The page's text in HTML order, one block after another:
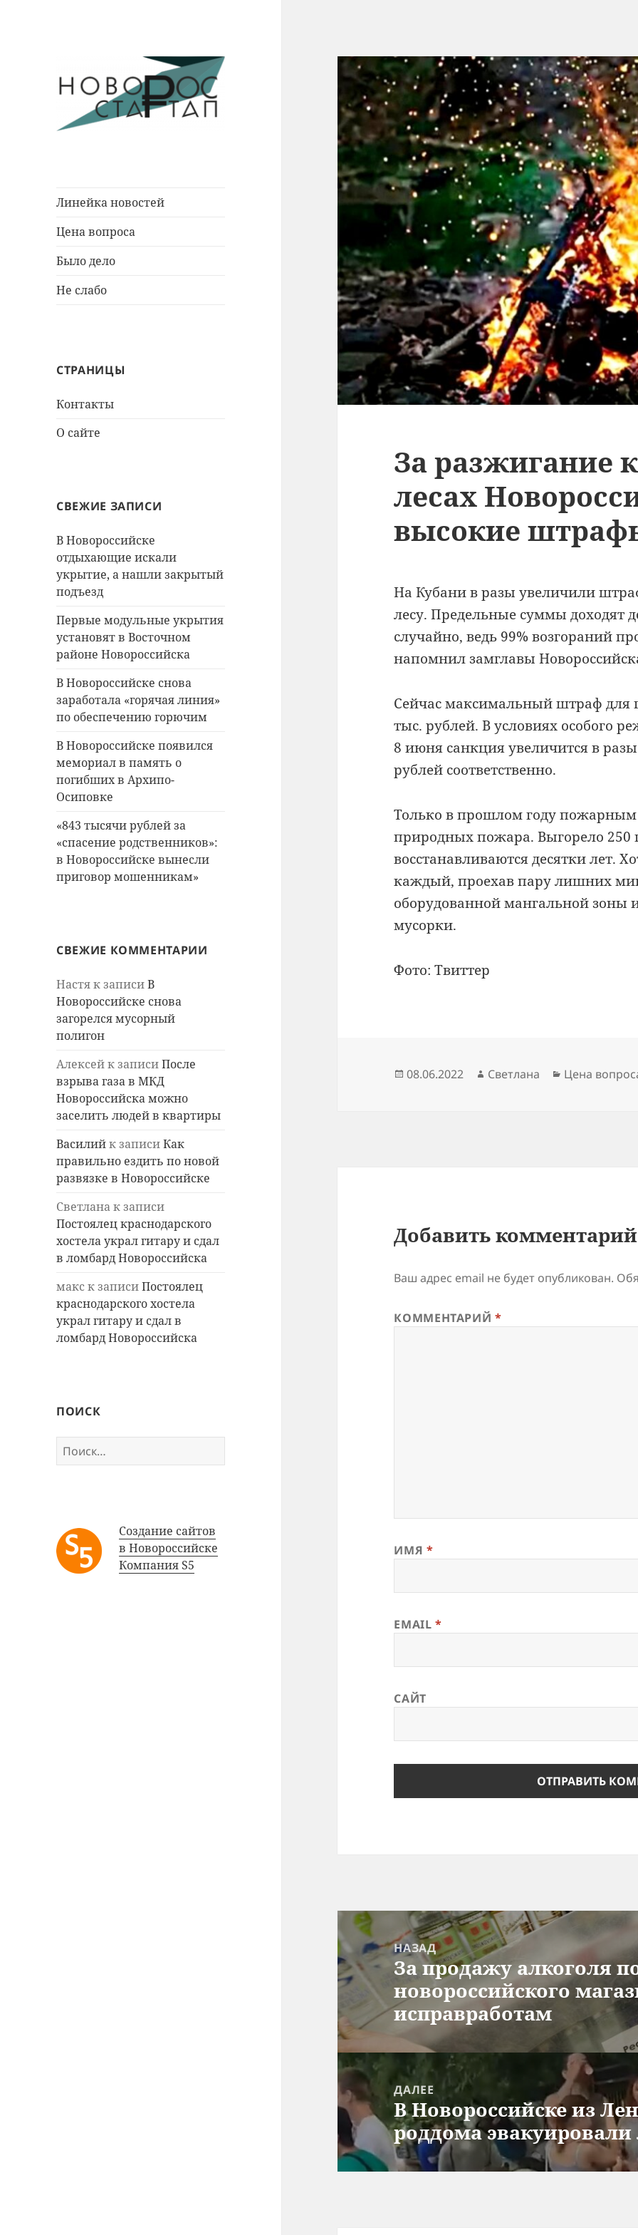
Линейка новостей
Цена вопроса
Было дело
Не слабо
СТРАНИЦЫ
Контакты
О сайте
СВЕЖИЕ ЗАПИСИ
В Новороссийске
отдыхающие искали
укрытие, а нашли закрытый
подъезд
Первые модульные укрытия
установят в Восточном
районе Новороссийска
В Новороссийске снова
заработала «горячая линия»
по обеспечению горючим
В Новороссийске появился
мемориал в память о
погибших в Архипо-
Осиповке
«843 тысячи рублей за
«спасение родственников»:
в Новороссийске вынесли
приговор мошенникам»
СВЕЖИЕ КОММЕНТАРИИ
Настяк записиВ
Новороссийске снова
загорелся мусорный
полигон
Алексейк записиПосле
взрыва газа в МКД
Новороссийска можно
заселить людей в квартиры
Василийк записиКак
правильно ездить по новой
развязке в Новороссийске
Светланак записи
Постоялец краснодарского
хостела украл гитару и сдал
в ломбард Новороссийска
макск записиПостоялец
краснодарского хостела
украл гитару и сдал в
ломбард Новороссийска
ПОИСК
Найти:
Создание сайтов
в Новороссийске
Компания S5
За разжигание
лесах
высокие
На Кубани в разы увеличили
лесу. Предельные суммы доходят
случайно, ведь 99% возгораний
напомнил замглавы
Сейчас максимальный штраф для
тыс. рублей. В условиях особого
8 июня санкция увеличится в
рублей соответственно.
Только в прошлом году
природных пожара. Выгорело 250
восстанавливаются десятки лет.
каждый, проехав пару лишних
оборудованной мангальной зоны
мусорки.
Фото: Твиттер
Опубликовано
08.06.2022 Автор
Светлана Рубрики
Цена
Добавить комментарий
Ваш адрес email не будет опубликован.
КОММЕНТАРИЙ*
ИМЯ *
EMAIL*
САЙТ
Навигация
по
записям
НАЗАД
Предыдущая
запись:
За продажу алкоголя
новороссийского
исправработам
ДАЛЕЕ
Следующая
запись:
В Новороссийске из
роддома